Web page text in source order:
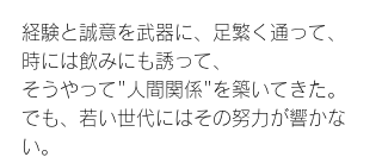
経験と誠意を武器に、足繁く通って、
時には飲みにも誘って、
そうやって"人間関係"を築いてきた。
でも、若い世代にはその努力が響かな
い。